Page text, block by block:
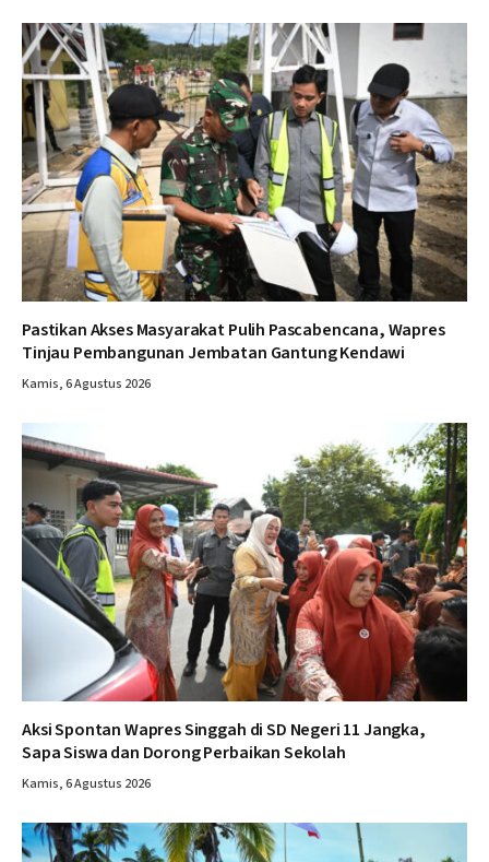
Pastikan Akses Masyarakat Pulih Pascabencana, Wapres
Tinjau Pembangunan Jembatan Gantung Kendawi
Kamis, 6 Agustus 2026
Aksi Spontan Wapres Singgah di SD Negeri 11 Jangka,
Sapa Siswa dan Dorong Perbaikan Sekolah
Kamis, 6 Agustus 2026